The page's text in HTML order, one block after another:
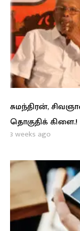
சுமந்திரன்,
தொகுதிக் கிளை.!
3 weeks ago